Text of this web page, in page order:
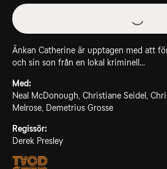
Änkan Catherine är upptagen med att
och sin son från en lokal kriminell...
Med:
Neal McDonough, Christiane Seidel,
Melrose, Demetrius Grosse
Regissör:
Derek Presley